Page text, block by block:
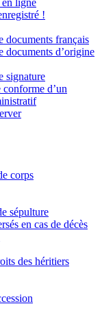
en ligne
!
documents français
documents d’origine
signature
d’un
corps
sépulture
en cas de décès
des héritiers